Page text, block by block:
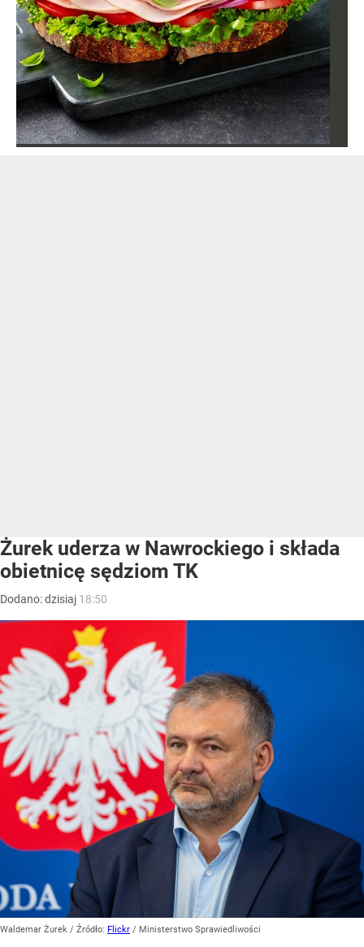
Żurek uderza w Nawrockiego i składa
obietnicę sędziom TK
Dodano:dzisiaj 18:50
Waldemar Żurek / Źródło: Flickr / Ministerstwo Sprawiedliwości